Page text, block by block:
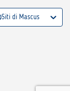
Siti di Mascus